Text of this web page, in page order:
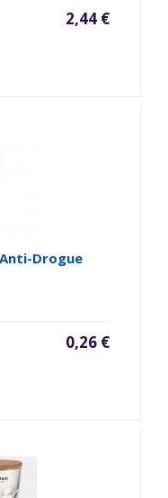
2,44 €
Drogue
0,26 €